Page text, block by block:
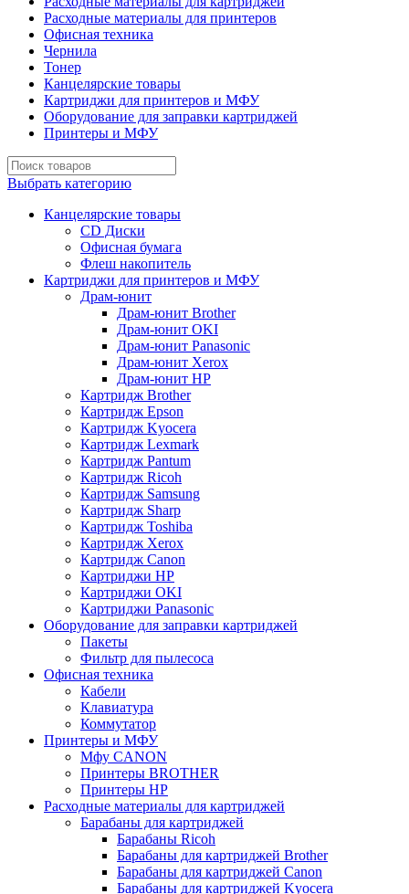
Расходные материалы для принтеров
Офисная техника
Чернила
Тонер
Канцелярские товары
Картриджи для принтеров и МФУ
Оборудование для заправки картриджей
Принтеры и МФУ
Выбрать категорию
Канцелярские товары
CD Диски
Офисная бумага
Флеш накопитель
Картриджи для принтеров и МФУ
Драм-юнит
Драм-юнит Brother
Драм-юнит OKI
Драм-юнит Panasonic
Драм-юнит Xerox
Драм-юнит НР
Картридж Brother
Картридж Epson
Картридж Kyocera
Картридж Lexmark
Картридж Pantum
Картридж Ricoh
Картридж Samsung
Картридж Sharp
Картридж Toshiba
Картридж Xerox
Картридж Сanon
Картриджи HP
Картриджи OKI
Картриджи Panasonic
Оборудование для заправки картриджей
Пакеты
Фильтр для пылесоса
Офисная техника
Кабели
Клавиатура
Коммутатор
Принтеры и МФУ
Мфу CANON
Принтеры BROTHER
Принтеры HP
Расходные материалы для картриджей
Барабаны для картриджей
Барабаны Ricoh
Барабаны для картриджей Brother
Барабаны для картриджей Canon
Барабаны для картриджей Kyocera